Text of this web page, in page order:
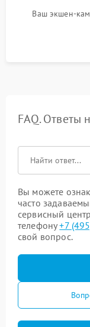
Ваш экшен-
FAQ. Ответы
Вы можете
часто
сервисный
телефону+7
свой вопрос.